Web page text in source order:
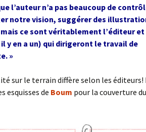
l’auteur n’a pas beaucoup de
notre vision, suggérer des
ce sont véritablement l’éditeur et
y en a un) qui dirigeront le travail de
»
sur le terrain diffère selon les éditeurs!
esquisses de Boum pour la couverture du